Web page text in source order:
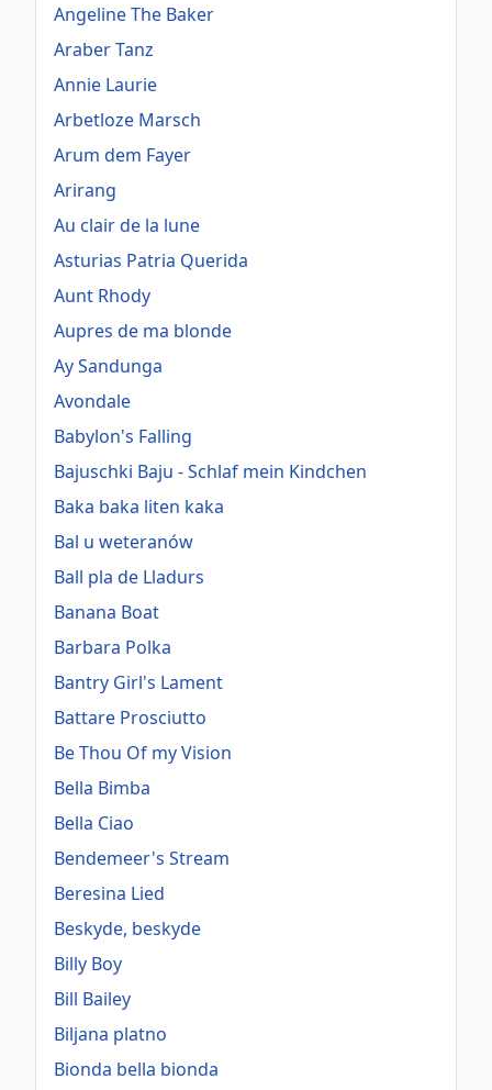
Angeline The Baker
Araber Tanz
Annie Laurie
Arbetloze Marsch
Arum dem Fayer
Arirang
Au clair de la lune
Asturias Patria Querida
Aunt Rhody
Aupres de ma blonde
Ay Sandunga
Avondale
Babylon's Falling
Bajuschki Baju - Schlaf mein Kindchen
Baka baka liten kaka
Bal u weteranów
Ball pla de Lladurs
Banana Boat
Barbara Polka
Bantry Girl's Lament
Battare Prosciutto
Be Thou Of my Vision
Bella Bimba
Bella Ciao
Bendemeer's Stream
Beresina Lied
Beskyde, beskyde
Billy Boy
Bill Bailey
Biljana platno
Bionda bella bionda